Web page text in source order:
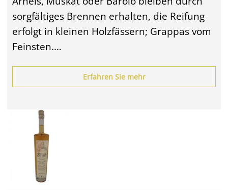
sorgfältiges Brennen erhalten, die Reifung
erfolgt in kleinen Holzfässern; Grappas vom
Feinsten.…
Erfahren Sie mehr